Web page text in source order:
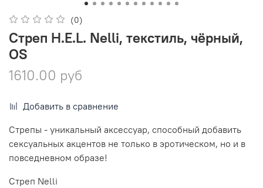
(0)
Стреп H.E.L. Nelli, текстиль, чёрный,
OS
1610.00 руб
Добавить в сравнение
Стрепы - уникальный аксессуар, способный добавить
сексуальных акцентов не только в эротическом, но и в
повседневном образе!
Стреп Nelli